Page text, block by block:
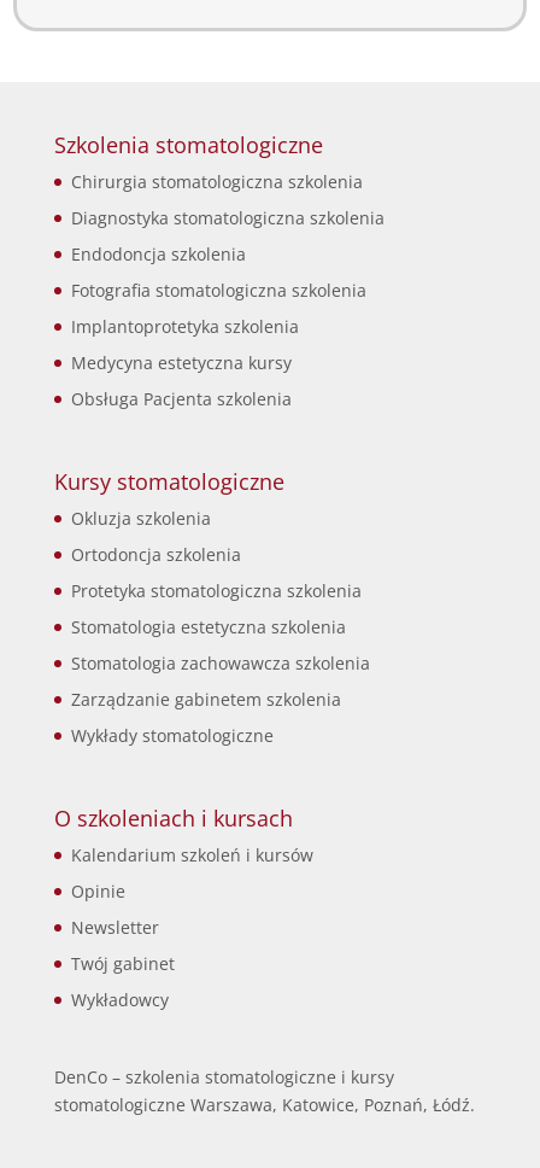
Szkolenia stomatologiczne
Chirurgia stomatologiczna szkolenia
Diagnostyka stomatologiczna szkolenia
Endodoncja szkolenia
Fotografia stomatologiczna szkolenia
Implantoprotetyka szkolenia
Medycyna estetyczna kursy
Obsługa Pacjenta szkolenia
Kursy stomatologiczne
Okluzja szkolenia
Ortodoncja szkolenia
Protetyka stomatologiczna szkolenia
Stomatologia estetyczna szkolenia
Stomatologia zachowawcza szkolenia
Zarządzanie gabinetem szkolenia
Wykłady stomatologiczne
O szkoleniach i kursach
Kalendarium szkoleń i kursów
Opinie
Newsletter
Twój gabinet
Wykładowcy
DenCo – szkolenia stomatologiczne i kursy
stomatologiczne Warszawa, Katowice, Poznań, Łódź.